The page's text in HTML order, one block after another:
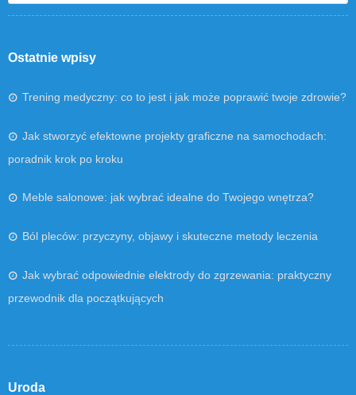
Ostatnie wpisy
Trening medyczny: co to jest i jak może poprawić twoje zdrowie?
Jak stworzyć efektowne projekty graficzne na samochodach:
poradnik krok po kroku
Meble salonowe: jak wybrać idealne do Twojego wnętrza?
Ból pleców: przyczyny, objawy i skuteczne metody leczenia
Jak wybrać odpowiednie elektrody do zgrzewania: praktyczny
przewodnik dla początkujących
Uroda